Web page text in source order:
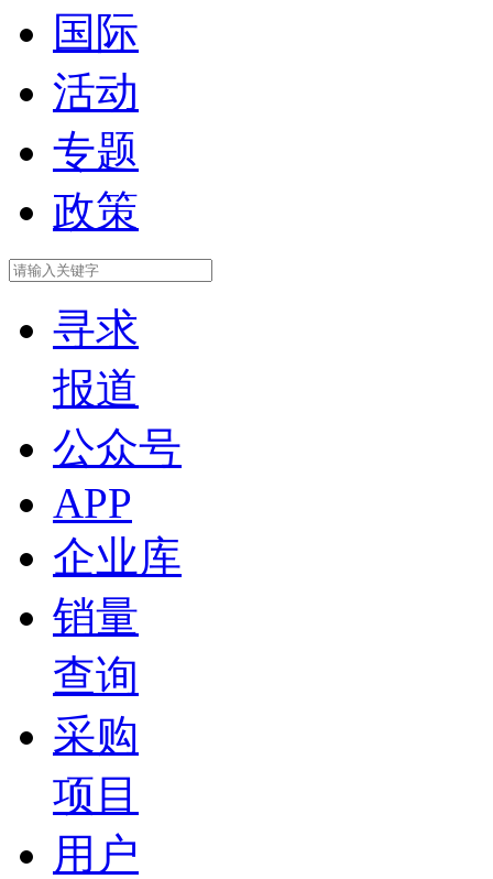
国际
活动
专题
政策
寻求
报道
公众号
APP
企业库
销量
查询
采购
项目
用户